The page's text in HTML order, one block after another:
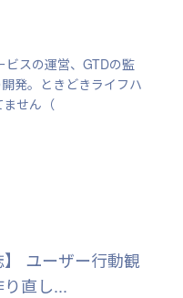
ビスの運営、GTDの監
発。ときどきライフハ
ません（
】 ユーザー行動観
直し...